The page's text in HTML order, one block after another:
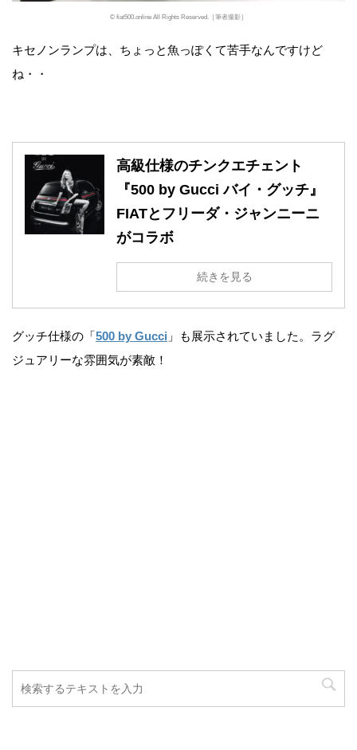
© fiat500.online All Rights Reserved.［筆者撮影］
キセノンランプは、ちょっと魚っぽくて苦手なんですけど
ね・・
高級仕様のチンクエチェント
『500 by Gucci バイ・グッチ』
FIATとフリーダ・ジャンニーニ
がコラボ
続きを見る
グッチ仕様の「500 by Gucci 」も展示されていました。ラグ
ジュアリーな雰囲気が素敵！